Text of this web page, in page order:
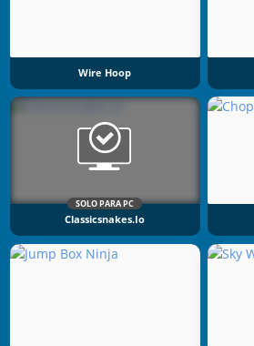
Wire Hoop
SOLO PARA PC
Classicsnakes.io